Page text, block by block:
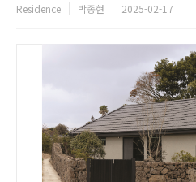
이다. 현실을 살아 나가며 스스로의 삶의
Residence 박종현 2025-02-17